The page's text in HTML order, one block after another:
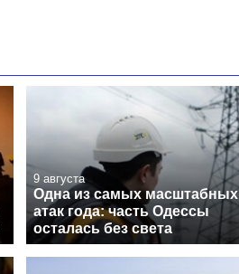
9 августа
Одна из самых масштабных
атак года: часть Одессы
осталась без света